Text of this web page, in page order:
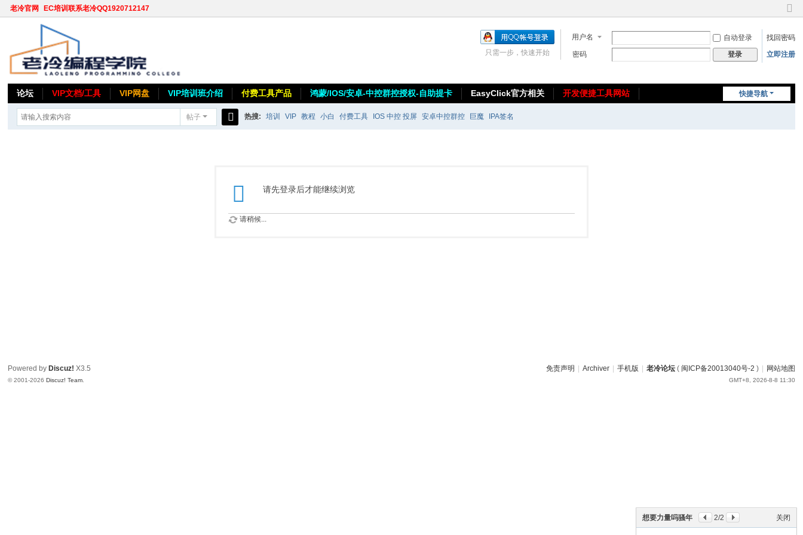
老冷官网 EC培训联系老冷QQ1920712147
切
到
窄
用户名 自动登录
找回密码
密码
登录 立即注册
只需一步，快速开始
快捷导航
论坛 VIP文档/工具 VIP网盘 VIP培训班介绍 付费工具产品 鸿蒙/IOS/安卓-中控群控授权-自助提卡 EasyClick官方相关
开发便捷工具网站
帖子 热搜: 培训 VIP 教程 小白 付费工具 IOS 中控 投屏 安卓中控群控 巨魔 IPA签名
请先登录后才能继续浏览
请稍候...
关闭
想要力量吗骚年 2/2
免责声明 Archiver 手机版 老冷论坛( 闽ICP备20013040号-2 ) 网站地图
GMT+8, 2026-8-8 11:30
Powered by Discuz! X3.5
© 2001-2026Discuz! Team